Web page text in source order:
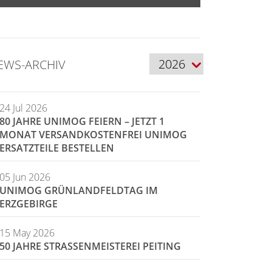
ARCHIV
Jul 2026
JAHRE UNIMOG FEIERN – JETZT 1
VERSANDKOSTENFREI UNIMOG
BESTELLEN
Jun 2026
GRÜNLANDFELDTAG IM
May 2026
JAHRE STRASSENMEISTEREI PEITING